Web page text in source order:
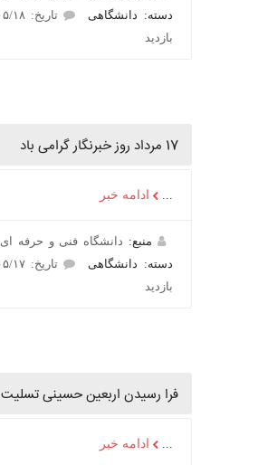
دسته: دانشگاهی
تاریخ: ۱۴۰۵/۰۵/۱۸
ادامه خبر
منبع:دانشگاه فنی و حرفه ای کاشان
دسته: دانشگاهی
تاریخ: ۱۴۰۵/۰۵/۱۷
فرا رسیدن اربعین حسینی تسلیت باد
ادامه خبر